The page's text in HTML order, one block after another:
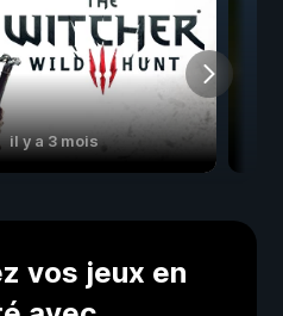
il y a 3 mois
vos jeux en